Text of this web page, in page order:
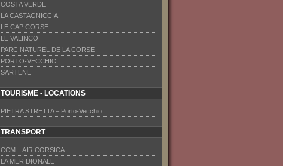
COSTA VERDE
LA CASTAGNICCIA
LE CAP CORSE
LE VALINCO
PARC NATUREL DE LA CORSE
PORTO-VECCHIO
SARTENE
TOURISME - LOCATIONS
PIETRA STRETTA – Porto-Vecchio
TRANSPORT
CCM – AIR CORSICA
LA MERIDIONALE